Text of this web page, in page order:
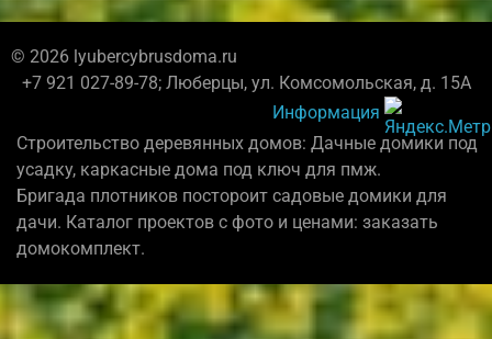
© 2026 lyubercybrusdoma.ru
+7 921 027-89-78; Люберцы, ул. Комсомольская, д. 15А
Информация
Строительство деревянных домов: Дачные домики под
усадку, каркасные дома под ключ для пмж.
Бригада плотников постороит садовые домики для
дачи. Каталог проектов с фото и ценами: заказать
домокомплект.